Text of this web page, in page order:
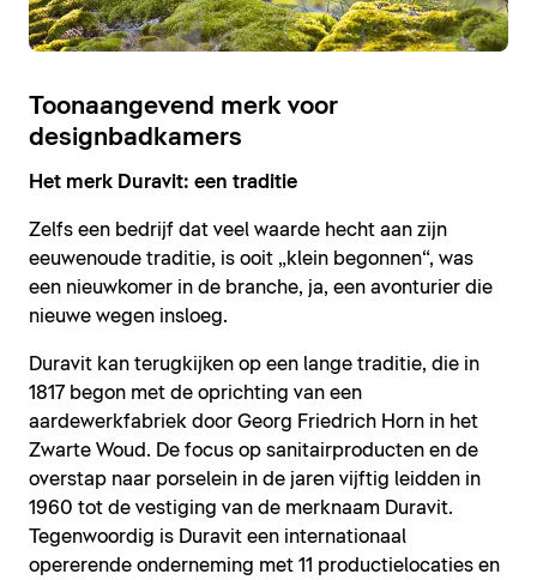
Toonaangevend merk voor
designbadkamers
Het merk Duravit: een traditie
Zelfs een bedrijf dat veel waarde hecht aan zijn
eeuwenoude traditie, is ooit „klein begonnen“, was
een nieuwkomer in de branche, ja, een avonturier die
nieuwe wegen insloeg.
Duravit kan terugkijken op een lange traditie, die in
1817 begon met de oprichting van een
aardewerkfabriek door Georg Friedrich Horn in het
Zwarte Woud. De focus op sanitairproducten en de
overstap naar porselein in de jaren vijftig leidden in
1960 tot de vestiging van de merknaam Duravit.
Tegenwoordig is Duravit een internationaal
opererende onderneming met 11 productielocaties en